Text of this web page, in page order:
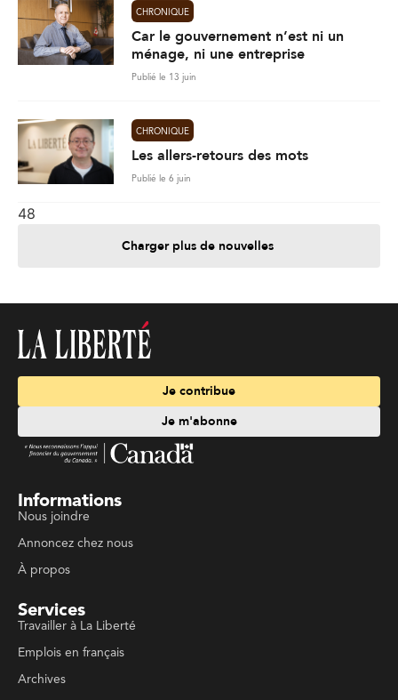
CHRONIQUE
Car le gouvernement n’est ni un
ménage, ni une entreprise
Publié le 13 juin
CHRONIQUE
Les allers-retours des mots
Publié le 6 juin
48
Charger plus de nouvelles
Je contribue
Je m'abonne
Informations
Nous joindre
Annoncez chez nous
À propos
Services
Travailler à La Liberté
Emplois en français
Archives